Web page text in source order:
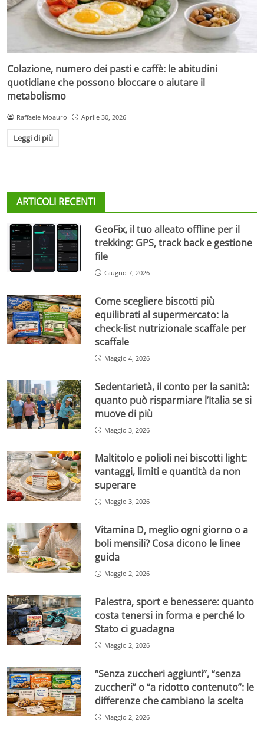
Colazione, numero dei pasti e caffè: le abitudini
quotidiane che possono bloccare o aiutare il
metabolismo
Raffaele Moauro Aprile 30, 2026
Leggi di più
ARTICOLI RECENTI
GeoFix, il tuo alleato offline per il
trekking: GPS, track back e gestione
file
Giugno 7, 2026
Come scegliere biscotti più
equilibrati al supermercato: la
check-list nutrizionale scaffale per
scaffale
Maggio 4, 2026
Sedentarietà, il conto per la sanità:
quanto può risparmiare l’Italia se si
muove di più
Maggio 3, 2026
Maltitolo e polioli nei biscotti light:
vantaggi, limiti e quantità da non
superare
Maggio 3, 2026
Vitamina D, meglio ogni giorno o a
boli mensili? Cosa dicono le linee
guida
Maggio 2, 2026
Palestra, sport e benessere: quanto
costa tenersi in forma e perché lo
Stato ci guadagna
Maggio 2, 2026
“Senza zuccheri aggiunti”, “senza
zuccheri” o “a ridotto contenuto”: le
differenze che cambiano la scelta
Maggio 2, 2026